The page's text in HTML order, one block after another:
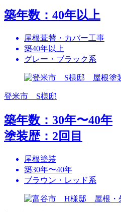
築年数：40年以上
屋根葺替・カバー工事
築40年以上
グレー・ブラック系
登米市 S様邸
築年数：30年〜40年
塗装歴：2回目
屋根塗装
築30年〜40年
ブラウン・レッド系